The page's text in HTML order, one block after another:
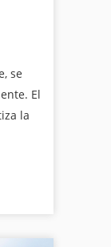
se
El
la